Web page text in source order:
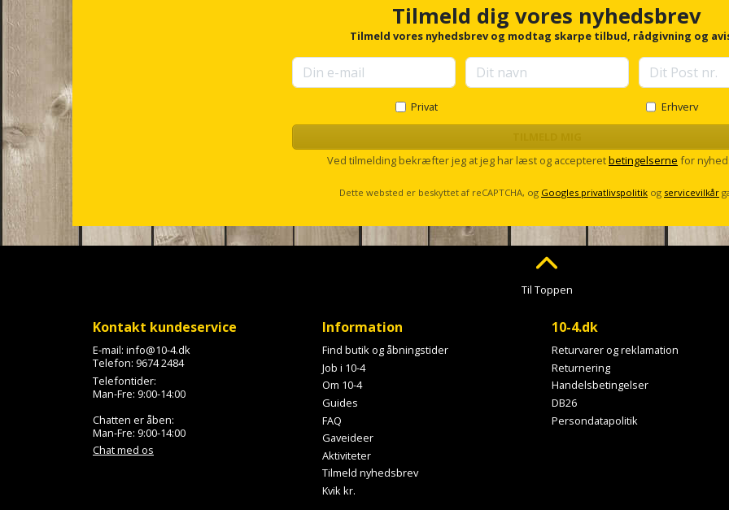
Tilmeld dig vores nyhedsbrev
Tilmeld vores nyhedsbrev og modtag skarpe tilbud, rådgivning og
Privat Erhverv
Ved tilmelding bekræfter jeg at jeg har læst og accepteretbetingelserne for
Dette websted er beskyttet af reCAPTCHA, og Googles privatlivspolitik og servicevilkår
Til Toppen
Kontakt kundeservice
E-mail: info@10-4.dk
Telefon: 9674 2484
Telefontider:
Man-Fre: 9:00-14:00
Chatten er åben:
Man-Fre: 9:00-14:00
Chat med os
Information
Find butik og åbningstider
Job i 10-4
Om 10-4
Guides
FAQ
Gaveideer
Aktiviteter
Tilmeld nyhedsbrev
Kvik kr.
10-4.dk
Returvarer og reklamation
Returnering
Handelsbetingelser
DB26
Persondatapolitik